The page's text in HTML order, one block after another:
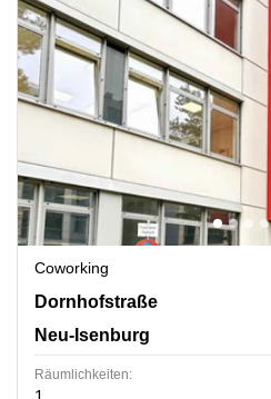
Coworking
Dornhofstraße 34, Neu-Isenburg
Dornhofstraße
Neu-Isenburg
Räumlichkeiten: